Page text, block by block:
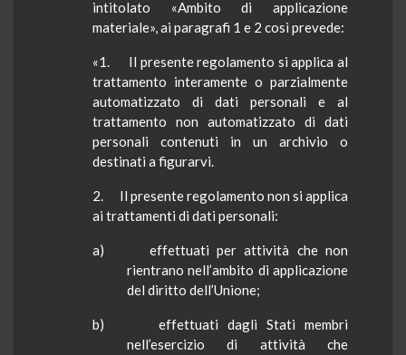
intitolato «Ambito di applicazione
materiale», ai paragrafi 1 e 2 così prevede:
«1. Il presente regolamento si applica al
trattamento interamente o parzialmente
automatizzato di dati personali e al
trattamento non automatizzato di dati
personali contenuti in un archivio o
destinati a figurarvi.
2. Il presente regolamento non si applica
ai trattamenti di dati personali:
a) effettuati per attività che non
rientrano nell’ambito di applicazione
del diritto dell’Unione;
b) effettuati dagli Stati membri
nell’esercizio di attività che